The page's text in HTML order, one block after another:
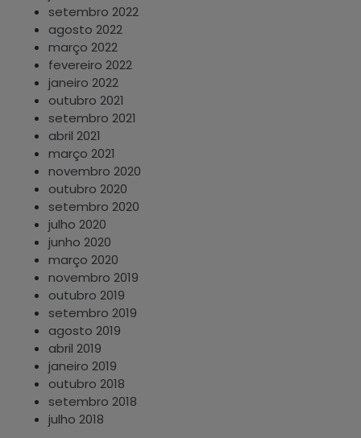
setembro 2022
agosto 2022
março 2022
fevereiro 2022
janeiro 2022
outubro 2021
setembro 2021
abril 2021
março 2021
novembro 2020
outubro 2020
setembro 2020
julho 2020
junho 2020
março 2020
novembro 2019
outubro 2019
setembro 2019
agosto 2019
abril 2019
janeiro 2019
outubro 2018
setembro 2018
julho 2018